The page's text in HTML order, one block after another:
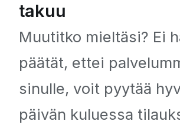
takuu
Muutitko mieltäsi? Ei
päätät, ettei
sinulle, voit pyytää
päivän kuluessa